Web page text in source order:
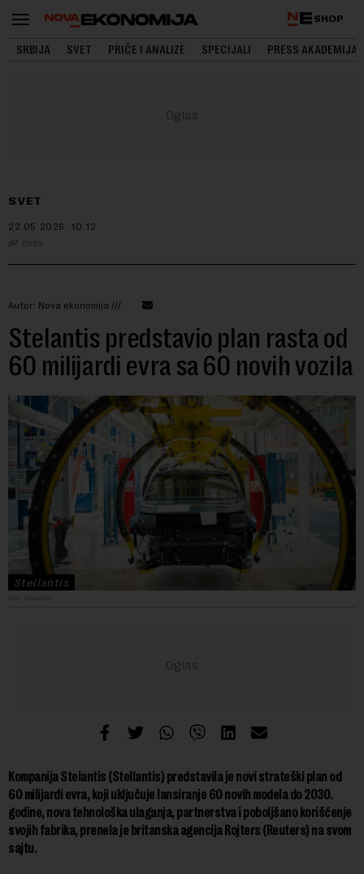
SHOP
SRBIJA SVET PRIČE I ANALIZE SPECIJALI PRESS AKADEMIJA
SVET
22.05.2026. 10:12
Beta
Autor: Nova ekonomija ///
Stelantis predstavio plan rasta od
60 milijardi evra sa 60 novih vozila
Stellantis
Kompanija Stelantis (Stellantis) predstavila je novi strateški plan od
60 milijardi evra, koji uključuje lansiranje 60 novih modela do 2030.
godine, nova tehnološka ulaganja, partnerstva i poboljšano korišćenje
svojih fabrika, prenela je britanska agencija Rojters (Reuters) na svom
sajtu.